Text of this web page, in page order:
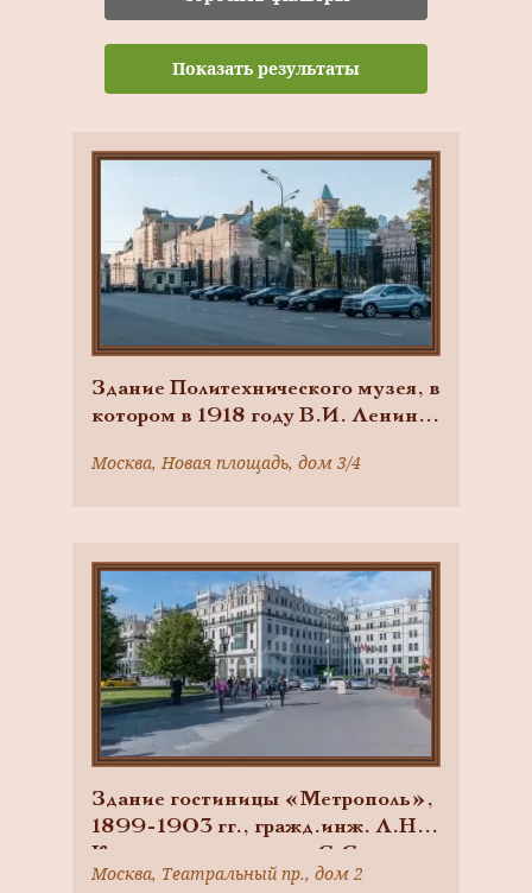
Показать результаты
Здание Политехнического музея, в
котором в 1918 году В.И. Ленин
заседаниях и на пленумах
Москва, Новая площадь, дом 3/4
Здание гостиницы «Метрополь»,
1899-1903 гг., гражд.инж. Л.Н.
Кекушев, при участии С.С.
Шуцмана, Н.Л. Шевякова, В.В.
Москва, Театральный пр., дом 2